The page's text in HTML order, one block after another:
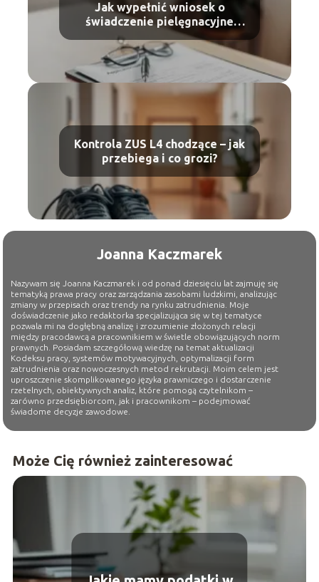
Jak wypełnić wniosek o
świadczenie pielęgnacyjne
wzór i instrukcja
Kontrola ZUS L4 chodzące – jak
przebiega i co grozi?
Joanna Kaczmarek
Nazywam się Joanna Kaczmarek i od ponad dziesięciu lat zajmuję się
tematyką prawa pracy oraz zarządzania zasobami ludzkimi, analizując
zmiany w przepisach oraz trendy na rynku zatrudnienia. Moje
doświadczenie jako redaktorka specjalizująca się w tej tematyce
pozwala mi na dogłębną analizę i zrozumienie złożonych relacji
między pracodawcą a pracownikiem w świetle obowiązujących norm
prawnych. Posiadam szczegółową wiedzę na temat aktualizacji
Kodeksu pracy, systemów motywacyjnych, optymalizacji form
zatrudnienia oraz nowoczesnych metod rekrutacji. Moim celem jest
uproszczenie skomplikowanego języka prawniczego i dostarczenie
rzetelnych, obiektywnych analiz, które pomogą czytelnikom –
zarówno przedsiębiorcom, jak i pracownikom – podejmować
świadome decyzje zawodowe.
Może Cię również zainteresować